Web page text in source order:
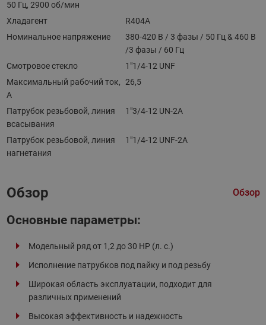
50 Гц, 2900 об/мин
Хладагент
R404A
Номинальное напряжение
380-420 В / 3 фазы / 50 Гц & 460 В
/3 фазы / 60 Гц
Смотровое стекло
1"1/4-12 UNF
Максимальный рабочий ток,
А
26,5
Патрубок резьбовой, линия
всасывания
1"3/4-12 UN-2A
Патрубок резьбовой, линия
нагнетания
1"1/4-12 UNF-2A
Обзор Обзор
Основные параметры:
Модельный ряд от 1,2 до 30 HP (л. с.)
Исполнение патрубков под пайку и под резьбу
Широкая область эксплуатации, подходит для
различных применений
Высокая эффективность и надежность